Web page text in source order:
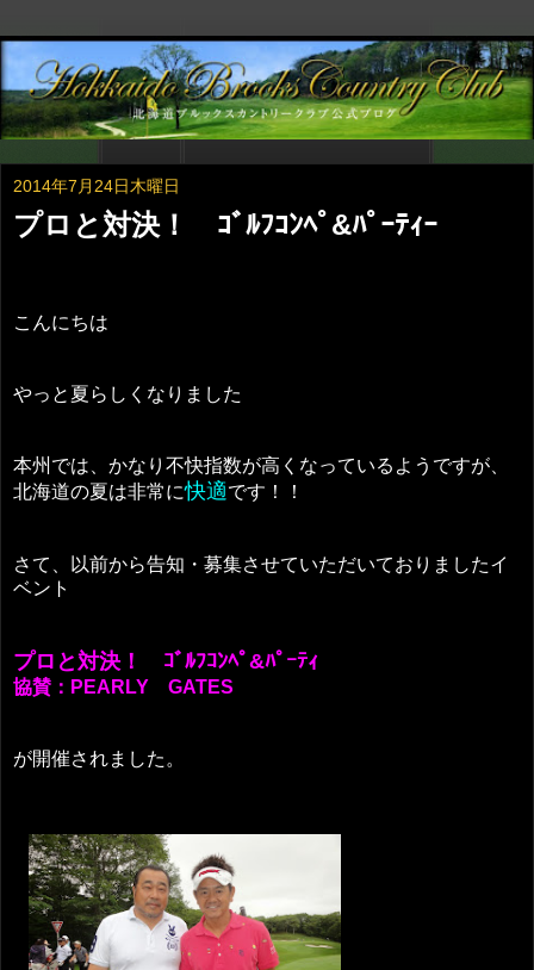
2014年7月24日木曜日
プロと対決！ ｺﾞﾙﾌｺﾝﾍﾟ&ﾊﾟｰﾃｨｰ
こんにちは
やっと夏らしくなりました
本州では、かなり不快指数が高くなっているようですが、
北海道の夏は非常に快適です！！
さて、以前から告知・募集させていただいておりましたイ
ベント
プロと対決！ ｺﾞﾙﾌｺﾝﾍﾟ&ﾊﾟｰﾃｨ
協賛：PEARLY GATES
が開催されました。